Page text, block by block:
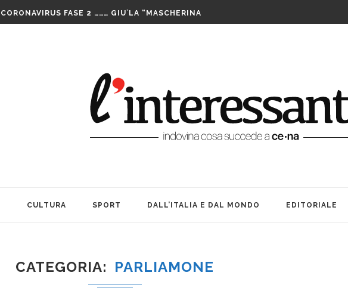
CORONAVIRUS FASE 2 ……… GIU`LA “MASCHERINA
LA MUSICA DELLA GATTA CENERENTOLA COME PASS PER...
DA CONSUMARCI PREFERIBILMENTE DOPO MORTI: OFFICINA TEATRO INCANTA...
VALERIO BIANCHINI E LE SUE … BOMBE. AMARCORD...
CASO WEINSTEIN. DITE ALLE DONNE CHE NON SIAMO...
THE ALIENS AD OFFICINA TEATRO: VITA, AMICIZIA ED...
1 MAGGIO: FESTA O…. LUTTO. UNA FESTA BEN...
CULTURA SPORT DALL’ITALIA E DAL MONDO EDITORIALE
CATEGORIA PARLIAMONE